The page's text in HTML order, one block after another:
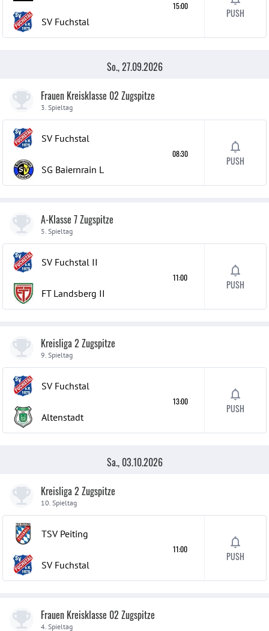
SV Fuchstal
15:00
PUSH
So., 27.09.2026
Frauen Kreisklasse 02 Zugspitze
3. Spieltag
SV Fuchstal
SG Baiernrain L
08:30
PUSH
A-Klasse 7 Zugspitze
5. Spieltag
SV Fuchstal II
FT Landsberg II
11:00
PUSH
Kreisliga 2 Zugspitze
9. Spieltag
SV Fuchstal
Altenstadt
13:00
PUSH
Sa., 03.10.2026
Kreisliga 2 Zugspitze
10. Spieltag
TSV Peiting
SV Fuchstal
11:00
PUSH
Frauen Kreisklasse 02 Zugspitze
4. Spieltag